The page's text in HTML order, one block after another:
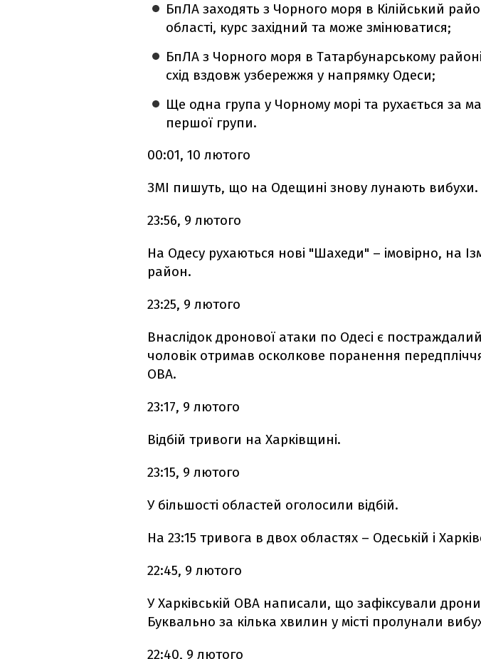
БпЛА заходять з Чорного моря в Кілійський
області, курс західний та може змінюватися;
БпЛА з Чорного моря в Татарбунарському
схід вздовж узбережжя у напрямку Одеси;
Ще одна група у Чорному морі та рухається за
першої групи.
00:01, 10 лютого
ЗМІ пишуть, що на Одещині знову лунають
23:56, 9 лютого
На Одесу рухаються нові "Шахеди" – імовірно, на
район.
23:25, 9 лютого
Внаслідок дронової атаки по Одесі є
чоловік отримав осколкове поранення
ОВА.
23:17, 9 лютого
Відбій тривоги на Харківщині.
23:15, 9 лютого
У більшості областей оголосили відбій.
На 23:15 тривога в двох областях – Одеській і
22:45, 9 лютого
У Харківській ОВА написали, що зафіксували
Буквально за кілька хвилин у місті пролунали
22:40, 9 лютого